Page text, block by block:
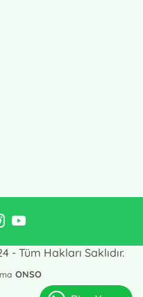
Tüm Hakları Saklıdır.
ONSO